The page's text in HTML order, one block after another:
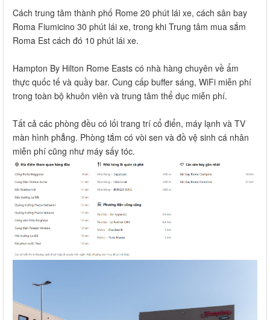
Cách trung tâm thành phố Rome 20 phút lái xe, cách sân bay
Roma Fiumicino 30 phút lái xe, trong khi Trung tâm mua sắm
Roma Est cách đó 10 phút lái xe.
Hampton By Hilton Rome Easts có nhà hàng chuyên về ẩm
thực quốc tế và quầy bar. Cung cấp buffer sáng, WiFi miễn phí
trong toàn bộ khuôn viên và trung tâm thể dục miễn phí.
Tất cả các phòng đều có lối trang trí cổ điển, máy lạnh và TV
màn hình phẳng. Phòng tắm có vòi sen và đồ vệ sinh cá nhân
miễn phí cũng như máy sấy tóc.